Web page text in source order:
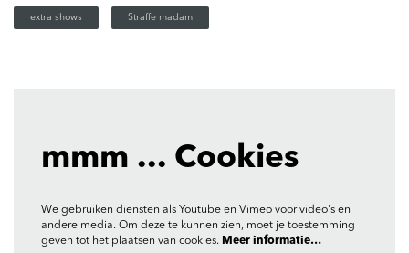
extra shows Straffe madam
mmm ... Cookies
We gebruiken diensten als Youtube en Vimeo voor video's en
andere media. Om deze te kunnen zien, moet je toestemming
geven tot het plaatsen van cookies. Meer informatie…